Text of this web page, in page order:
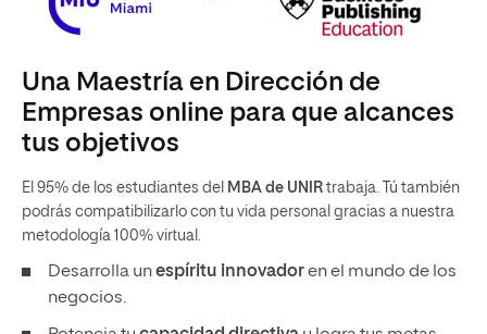
Una Maestría en Dirección de
Empresas online para que alcances
tus objetivos
El 95% de los estudiantes del MBA de UNIR trabaja. Tú también
podrás compatibilizarlo con tu vida personal gracias a nuestra
metodología 100% virtual.
Desarrolla unespíritu innovadoren el mundo de los
negocios.